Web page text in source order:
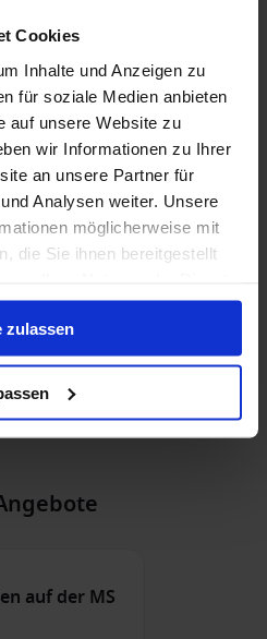
Cookies
Inhalte und Anzeigen zu
für soziale Medien anbieten
auf unsere Website zu
wir Informationen zu Ihrer
an unsere Partner für
Analysen weiter. Unsere
möglicherweise mit
die Sie ihnen bereitgestellt
zulassen
spricht.
Das war
die wir
auf der MS